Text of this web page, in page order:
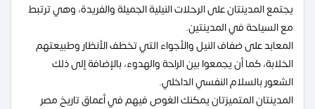
يجتمع المدينتان على الرحلات النيلية الجميلة والفريدة، وهي ترتبط
مع السياحة في المدينتين.
المعابد على ضفاف النيل والأجواء التي تخطف الأنظار وطبيعتهم
الخلابة، كما أن يجمعوا بين الراحة والهدوء، بالإضافة إلى ذلك
الشعور بالسلام النفسي الداخلي.
المدينتان المتميزتان يمكنك الغوص فيهم في أعماق تاريخ مصر